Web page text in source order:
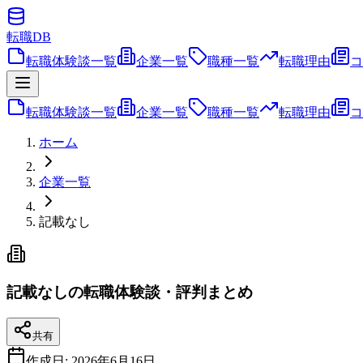
転職DB
転職体験談一覧
企業一覧 職種一覧 転職理由
転職体験談一覧 企業一覧 職種一覧 転職理由
ホーム
企業一覧
記載なし
記載なしの転職体験談・評判まとめ
共有